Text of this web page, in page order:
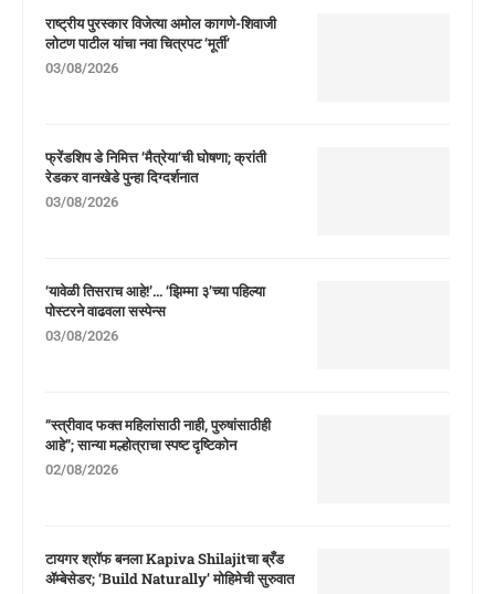
राष्ट्रीय पुरस्कार विजेत्या अमोल कागणे-शिवाजी
लोटण पाटील यांचा नवा चित्रपट ‘मूर्ती’
03/08/2026
फ्रेंडशिप डे निमित्त ‘मैत्रेया’ची घोषणा; क्रांती
रेडकर वानखेडे पुन्हा दिग्दर्शनात
03/08/2026
‘यावेळी तिसराच आहे!’… ‘झिम्मा ३’च्या पहिल्या
पोस्टरने वाढवला सस्पेन्स
03/08/2026
“स्त्रीवाद फक्त महिलांसाठी नाही, पुरुषांसाठीही
आहे”; सान्या मल्होत्राचा स्पष्ट दृष्टिकोन
02/08/2026
टायगर श्रॉफ बनला Kapiva Shilajitचा ब्रँड
ॲम्बेसेडर; ‘Build Naturally’ मोहिमेची सुरुवात